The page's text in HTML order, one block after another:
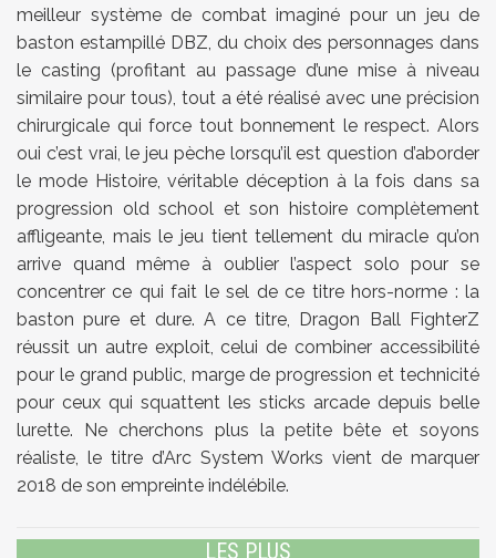
meilleur système de combat imaginé pour un jeu de
baston estampillé DBZ, du choix des personnages dans
le casting (profitant au passage d’une mise à niveau
similaire pour tous), tout a été réalisé avec une précision
chirurgicale qui force tout bonnement le respect. Alors
oui c’est vrai, le jeu pèche lorsqu’il est question d’aborder
le mode Histoire, véritable déception à la fois dans sa
progression old school et son histoire complètement
affligeante, mais le jeu tient tellement du miracle qu’on
arrive quand même à oublier l’aspect solo pour se
concentrer ce qui fait le sel de ce titre hors-norme : la
baston pure et dure. A ce titre, Dragon Ball FighterZ
réussit un autre exploit, celui de combiner accessibilité
pour le grand public, marge de progression et technicité
pour ceux qui squattent les sticks arcade depuis belle
lurette. Ne cherchons plus la petite bête et soyons
réaliste, le titre d’Arc System Works vient de marquer
2018 de son empreinte indélébile.
LES PLUS